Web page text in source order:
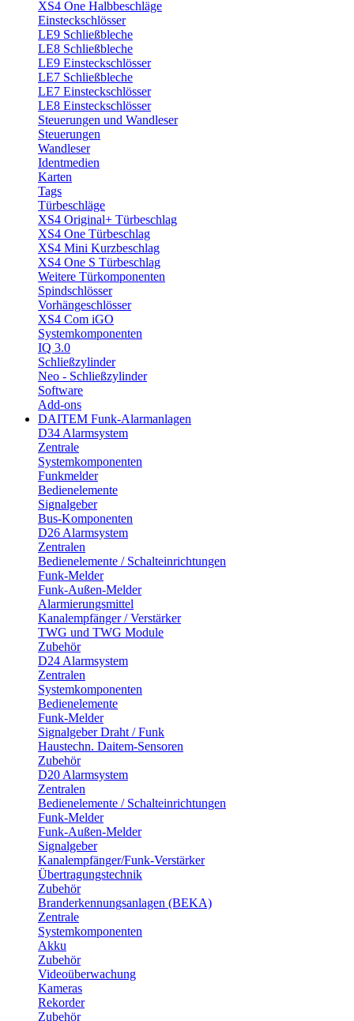
XS4 One Halbbeschläge
Einsteckschlösser
LE9 Schließbleche
LE8 Schließbleche
LE9 Einsteckschlösser
LE7 Schließbleche
LE7 Einsteckschlösser
LE8 Einsteckschlösser
Steuerungen und Wandleser
Steuerungen
Wandleser
Identmedien
Karten
Tags
Türbeschläge
XS4 Original+ Türbeschlag
XS4 One Türbeschlag
XS4 Mini Kurzbeschlag
XS4 One S Türbeschlag
Weitere Türkomponenten
Spindschlösser
Vorhängeschlösser
XS4 Com iGO
Systemkomponenten
IQ 3.0
Schließzylinder
Neo - Schließzylinder
Software
Add-ons
DAITEM Funk-Alarmanlagen
D34 Alarmsystem
Zentrale
Systemkomponenten
Funkmelder
Bedienelemente
Signalgeber
Bus-Komponenten
D26 Alarmsystem
Zentralen
Bedienelemente / Schalteinrichtungen
Funk-Melder
Funk-Außen-Melder
Alarmierungsmittel
Kanalempfänger / Verstärker
TWG und TWG Module
Zubehör
D24 Alarmsystem
Zentralen
Systemkomponenten
Bedienelemente
Funk-Melder
Signalgeber Draht / Funk
Haustechn. Daitem-Sensoren
Zubehör
D20 Alarmsystem
Zentralen
Bedienelemente / Schalteinrichtungen
Funk-Melder
Funk-Außen-Melder
Signalgeber
Kanalempfänger/Funk-Verstärker
Übertragungstechnik
Zubehör
Branderkennungsanlagen (BEKA)
Zentrale
Systemkomponenten
Akku
Zubehör
Videoüberwachung
Kameras
Rekorder
Zubehör